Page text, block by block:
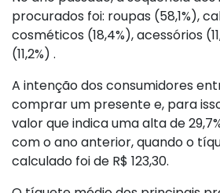
procurados foi: roupas (58,1%),
cosméticos (18,4%), acessórios
(11,2%) .
A intenção dos consumidores
comprar um presente e, para
valor que indica uma alta de
com o ano anterior, quando o
calculado foi de R$ 123,30.